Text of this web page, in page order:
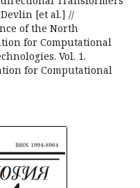
[et al.] //
of the North
for Computational
Vol. 1.
for Computational